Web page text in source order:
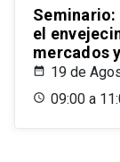
Seminario:
el
mercados
19 de
09:00 a